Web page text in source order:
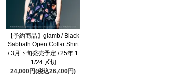
【予約商品】glamb / Black
Sabbath Open Collar Shirt
/ 3月下旬発売予定 / 25年 1
1/24 〆切
24,000円(税込26,400円)